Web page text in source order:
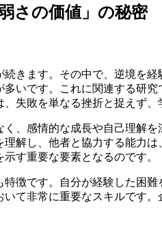
さの価値」の秘密
きます。その中で、逆境を
いです。これに関連する研
失敗を単なる挫折と捉えず
、感情的な成長や自己理解
解し、他者と協力する能力
す重要な要素となるのです。
徴です。自分が経験した困
て非常に重要なスキルです